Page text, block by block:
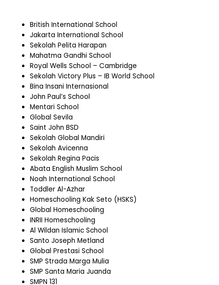
British International School
Jakarta International School
Sekolah Pelita Harapan
Mahatma Gandhi School
Royal Wells School – Cambridge
Sekolah Victory Plus – IB World School
Bina Insani Internasional
John Paul’s School
Mentari School
Global Sevila
Saint John BSD
Sekolah Global Mandiri
Sekolah Avicenna
Sekolah Regina Pacis
Abata English Muslim School
Noah International School
Toddler Al-Azhar
Homeschooling Kak Seto (HSKS)
Global Homeschooling
INRII Homeschooling
Al Wildan Islamic School
Santo Joseph Metland
Global Prestasi School
SMP Strada Marga Mulia
SMP Santa Maria Juanda
SMPN 131